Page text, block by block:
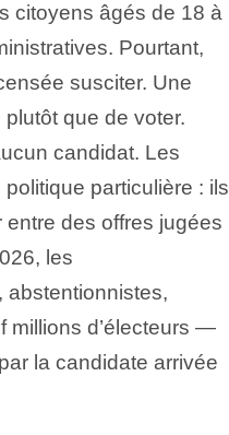
citoyens âgés de 18 à
Pourtant,
susciter. Une
que de voter.
candidat. Les
particulière : ils
entre des offres jugées
les
abstentionnistes,
millions d’électeurs —
la candidate arrivée